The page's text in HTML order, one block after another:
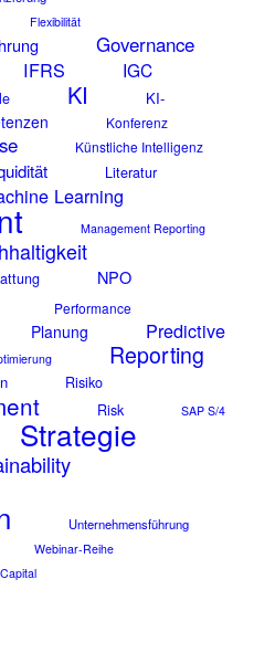
Flexibilität
Governance
IFRS IGC
KI
KI-
Konferenz
Künstliche Intelligenz
Literatur
Learning
Management Reporting
NPO
Performance
Planung
Predictive
Reporting
Risiko
Risk
SAP S/4
Strategie
Unternehmensführung
Webinar-Reihe